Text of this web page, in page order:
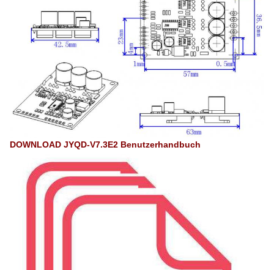
DOWNLOAD JYQD-V7.3E2 Benutzerhandbuch